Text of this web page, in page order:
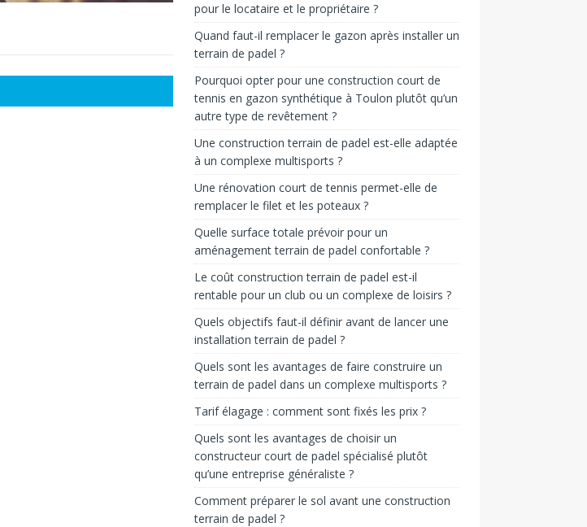
pour le locataire et le propriétaire ?
Quand faut-il remplacer le gazon après installer un
terrain de padel ?
Pourquoi opter pour une construction court de
tennis en gazon synthétique à Toulon plutôt qu’un
autre type de revêtement ?
Une construction terrain de padel est-elle adaptée
à un complexe multisports ?
Une rénovation court de tennis permet-elle de
remplacer le filet et les poteaux ?
Quelle surface totale prévoir pour un
aménagement terrain de padel confortable ?
Le coût construction terrain de padel est-il
rentable pour un club ou un complexe de loisirs ?
Quels objectifs faut-il définir avant de lancer une
installation terrain de padel ?
Quels sont les avantages de faire construire un
terrain de padel dans un complexe multisports ?
Tarif élagage : comment sont fixés les prix ?
Quels sont les avantages de choisir un
constructeur court de padel spécialisé plutôt
qu’une entreprise généraliste ?
Comment préparer le sol avant une construction
terrain de padel ?